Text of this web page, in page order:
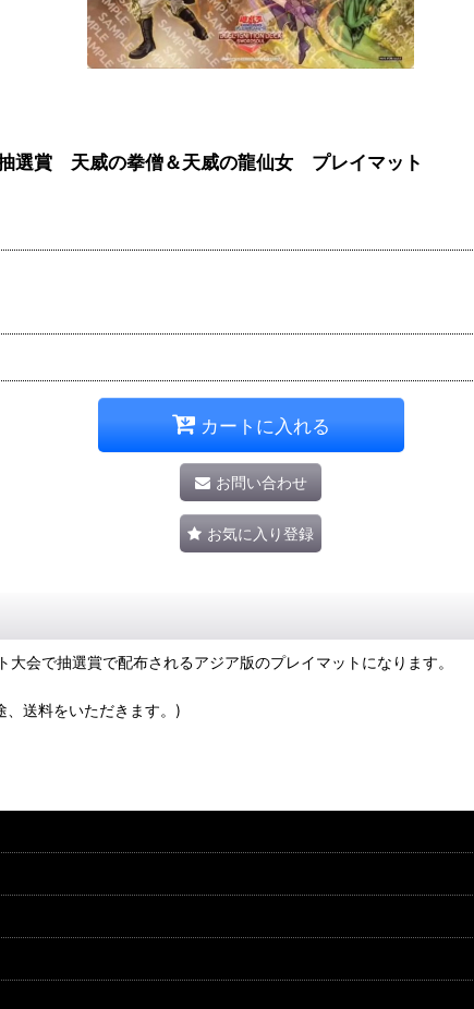
選賞 天威の拳僧＆天威の龍仙女 プレイマット
カートに入れる
お問い合わせ
お気に入り登録
会で抽選賞で配布されるアジア版のプレイマットになります。
、送料をいただきます。)